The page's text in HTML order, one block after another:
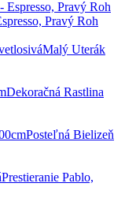
Pravý Roh
Malý Uterák
Dekoračná Rastlina
Posteľná Bielizeň
Prestieranie Pablo,